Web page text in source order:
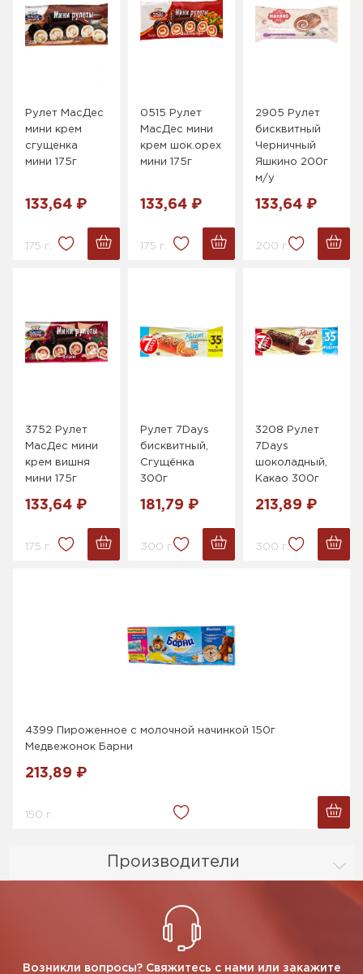
Производители
Рулет МасДес
мини крем
сгущенка
мини 175г
133,64 ₽
175 г.
0515 Рулет
МасДес мини
крем шок.орех
мини 175г
133,64 ₽
175 г.
2905 Рулет
бисквитный
Черничный
Яшкино 200г
м/у
133,64 ₽
200 г.
3752 Рулет
МасДес мини
крем вишня
мини 175г
133,64 ₽
175 г.
Рулет 7Days
бисквитный,
Сгущёнка
300г
181,79 ₽
300 г.
3208 Рулет
7Days
шоколадный,
Какао 300г
213,89 ₽
300 г.
4399 Пироженное с молочной начинкой 150г
Медвежонок Барни
213,89 ₽
150 г.
Возникли вопросы? Свяжитесь с нами или закажите